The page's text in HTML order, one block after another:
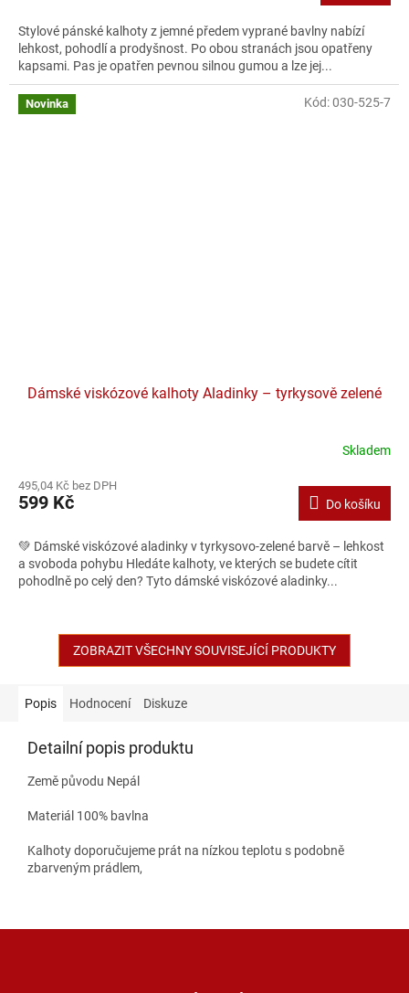
z
5
hvězdiček.
Stylové pánské kalhoty z jemné předem vyprané bavlny nabízí
lehkost, pohodlí a prodyšnost. Po obou stranách jsou opatřeny
kapsami. Pas je opatřen pevnou silnou gumou a lze jej...
Novinka
Dámské viskózové kalhoty Aladinky – tyrkysově zelené
Skladem
495,04 Kč bez DPH
599 Kč Do košíku
💚 Dámské viskózové aladinky v tyrkysovo-zelené barvě – lehkost
a svoboda pohybu Hledáte kalhoty, ve kterých se budete cítit
pohodlně po celý den? Tyto dámské viskózové aladinky...
Kód:030-525-7
ZOBRAZIT VŠECHNY SOUVISEJÍCÍ PRODUKTY
Popis Hodnocení Diskuze
Detailní popis produktu
Země původu Nepál
Materiál 100% bavlna
Kalhoty doporučujeme prát na nízkou teplotu s podobně
zbarveným prádlem,